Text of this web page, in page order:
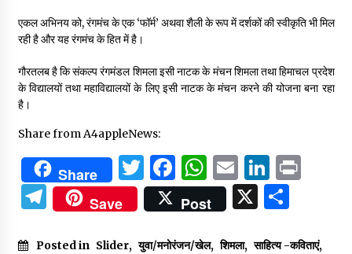
एकल अभिनय को, रंगमंच के एक ‘फॉर्म’ अथवा शैली के रूप में दर्शकों की स्वीकृति भी मिल
रही है और यह रंगमंच के हित में है।
गौरतलब है कि संकल्प रंगमंडल शिमला इसी नाटक के मंचन शिमला तथा हिमाचल प्रदेश
के विद्यालयों तथा महाविद्यालयों के लिए इसी नाटक के मंचन करने की योजना बना रहा
है।
Share from A4appleNews:
Share Twitter
Facebook
WhatsApp
Email
Telegram
Save Post X
Posted in Slider, युवा/मनोरंजन/खेल, शिमला, साहित्य -कविताएं,